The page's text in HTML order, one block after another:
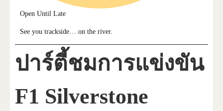
Open Until Late
See you trackside… on the river.
ปาร์ตี้ชมการแข่งขัน
F1 Silverstone